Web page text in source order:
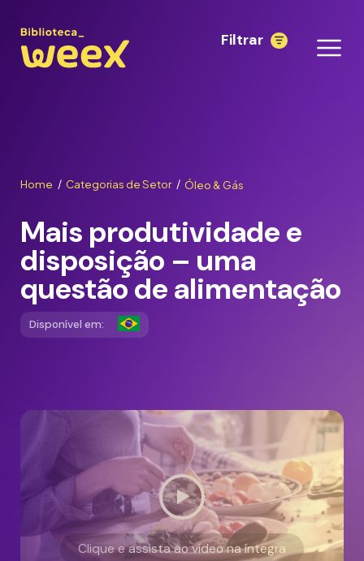
Filtrar
Home / Categorias de Setor / Óleo & Gás
Mais produtividade e
disposição – uma
questão de alimentação
Disponível em:
Clique e assista ao vídeo na íntegra